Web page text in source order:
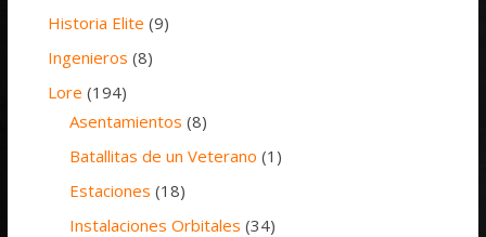
Historia Elite (9)
Ingenieros (8)
Lore (194)
Asentamientos (8)
Batallitas de un Veterano (1)
Estaciones (18)
Instalaciones Orbitales (34)